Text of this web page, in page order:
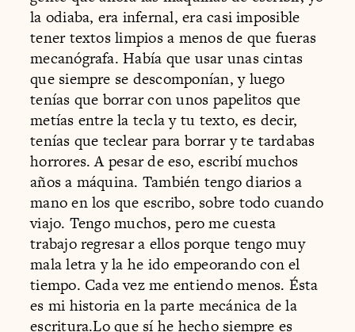
la odiaba, era infernal, era casi imposible
tener textos limpios a menos de que fueras
mecanógrafa. Había que usar unas cintas
que siempre se descomponían, y luego
tenías que borrar con unos papelitos que
metías entre la tecla y tu texto, es decir,
tenías que teclear para borrar y te tardabas
horrores. A pesar de eso, escribí muchos
años a máquina. También tengo diarios a
mano en los que escribo, sobre todo cuando
viajo. Tengo muchos, pero me cuesta
trabajo regresar a ellos porque tengo muy
mala letra y la he ido empeorando con el
tiempo. Cada vez me entiendo menos. Ésta
es mi historia en la parte mecánica de la
escritura.Lo que sí he hecho siempre es